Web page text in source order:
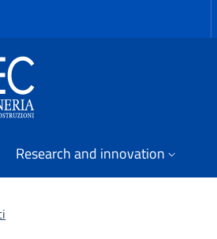
Research and innovation